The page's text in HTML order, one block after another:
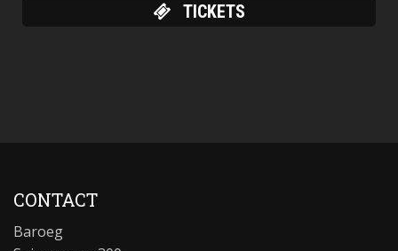
TICKETS
CONTACT
Baroeg